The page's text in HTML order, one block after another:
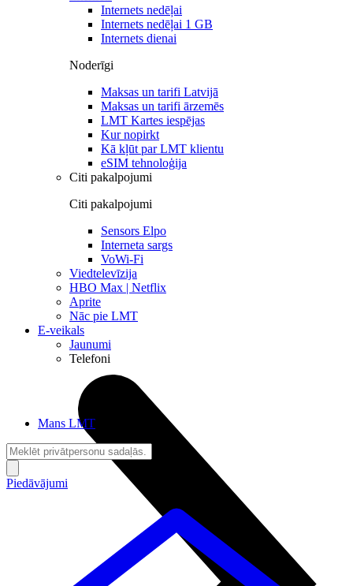
Internets nedēļai
Internets nedēļai 1 GB
Internets dienai
Noderīgi
Maksas un tarifi Latvijā
Maksas un tarifi ārzemēs
LMT Kartes iespējas
Kur nopirkt
Kā kļūt par LMT klientu
eSIM tehnoloģija
Citi pakalpojumi
Citi pakalpojumi
Sensors Elpo
Interneta sargs
VoWi-Fi
Viedtelevīzija
HBO Max | Netflix
Aprite
Nāc pie LMT
E-veikals
Jaunumi
Telefoni
Mans LMT
Piedāvājumi